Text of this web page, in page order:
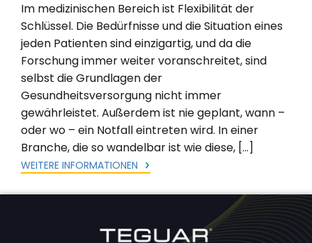
Im medizinischen Bereich ist Flexibilität der
Schlüssel. Die Bedürfnisse und die Situation eines
jeden Patienten sind einzigartig, und da die
Forschung immer weiter voranschreitet, sind
selbst die Grundlagen der
Gesundheitsversorgung nicht immer
gewährleistet. Außerdem ist nie geplant, wann –
oder wo – ein Notfall eintreten wird. In einer
Branche, die so wandelbar ist wie diese, […]
WEITERE INFORMATIONEN